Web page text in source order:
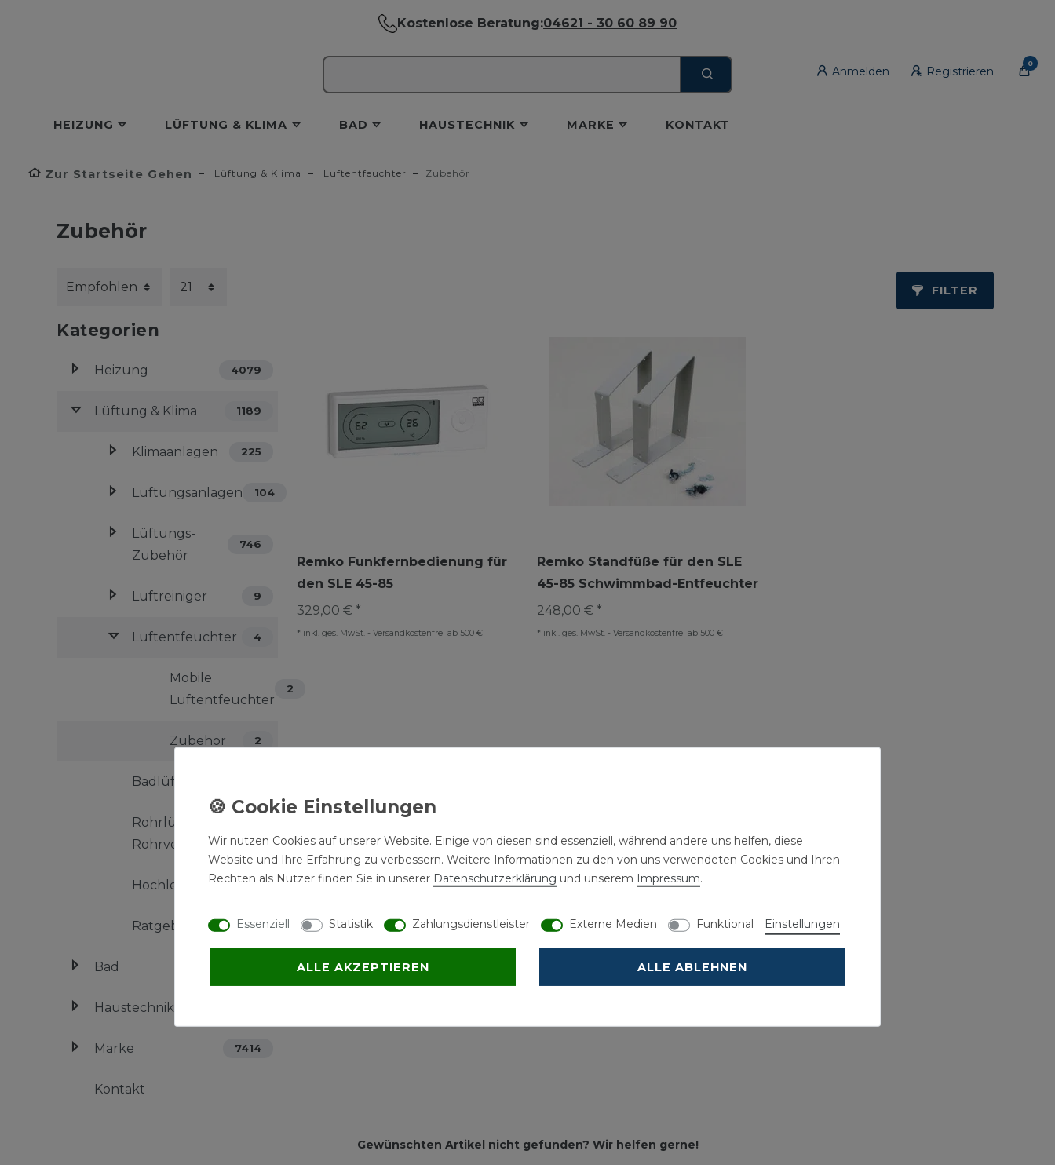
Kostenlose Beratung:04621 - 30 60 89 90
Anmelden Registrieren
0
HEIZUNG LÜFTUNG & KLIMA BAD HAUSTECHNIK MARKE KONTAKT
Zur Startseite Gehen Lüftung & Klima Luftentfeuchter Zubehör
Zubehör
FILTER
Kategorien
Heizung 4079
Lüftung & Klima 1189
Klimaanlagen 225
Lüftungsanlagen 104
Lüftungs-
Zubehör
746
Luftreiniger 9
Luftentfeuchter 4
Mobile
Luftentfeuchter
2
Zubehör 2
Badlüfter
Rohrlüfter /
Rohrventilator
Hochleistungsventilator 8
Ratgeber
Bad
Haustechnik
Marke 7414
Kontakt
Remko Funkfernbedienung für
den SLE 45-85
329,00 € *
* inkl. ges. MwSt. - Versandkostenfrei ab 500 €
Remko Standfüße für den SLE
45-85 Schwimmbad-Entfeuchter
248,00 € *
* inkl. ges. MwSt.- Versandkostenfrei ab 500 €
Gewünschten Artikel nicht gefunden? Wir helfen gerne!
Wir nutzen Cookies auf unserer Website. Einige von diesen sind essenziell, während andere uns helfen, diese
Website und Ihre Erfahrung zu verbessern. Weitere Informationen zu den von uns verwendeten Cookies und Ihren
Rechten als Nutzer finden Sie in unserer Daten­schutz­erklärung und unserem Impressum.
Essenziell Statistik Zahlungsdienstleister Externe Medien Funktional Einstellungen
ALLE AKZEPTIEREN ALLE ABLEHNEN